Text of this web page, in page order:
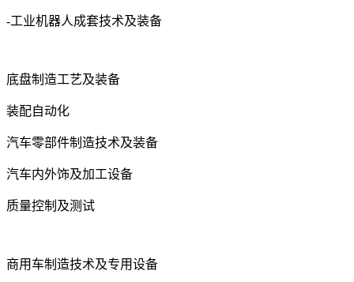
-工业机器人成套技术及装备
底盘制造工艺及装备
装配自动化
汽车零部件制造技术及装备
汽车内外饰及加工设备
质量控制及测试
商用车制造技术及专用设备